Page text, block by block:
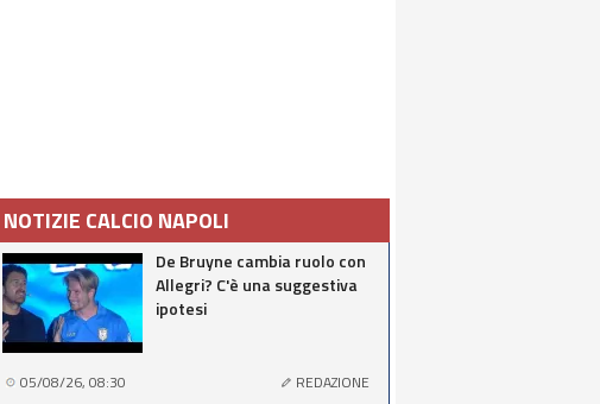
NOTIZIE CALCIO NAPOLI
De Bruyne cambia ruolo con
Allegri? C'è una suggestiva
ipotesi
05/08/26, 08:30 REDAZIONE